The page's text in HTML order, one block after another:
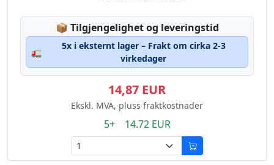
📦 Lagerstatus:
Tilgjengelighet og leveringstid
🚛
5x i eksternt lager – Frakt om cirka 2-3
virkedager
14,87 EUR
Ekskl. MVA, pluss fraktkostnader
5+ 14.72 EUR